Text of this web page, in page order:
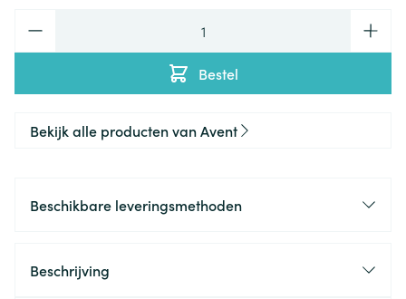
Bestel
Bekijk alle producten van Avent
Beschikbare leveringsmethoden
Beschrijving